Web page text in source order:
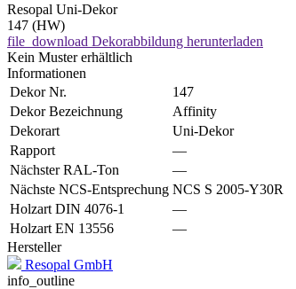
Resopal Uni-Dekor
147 (HW)
file_download Dekorabbildung herunterladen
Kein Muster erhältlich
Informationen
Dekor Nr.
147
Dekor Bezeichnung
Affinity
Dekorart
Uni-Dekor
Rapport
—
Nächster RAL-Ton
—
Nächste NCS-Entsprechung NCS S 2005-Y30R
Holzart DIN 4076-1
—
Holzart EN 13556
—
Hersteller
Resopal GmbH
info_outline